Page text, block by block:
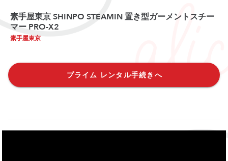
素手屋東京 SHINPO STEAMIN 置き型ガーメントスチー
マー PRO-X2
素手屋東京
プライム レンタル手続きへ